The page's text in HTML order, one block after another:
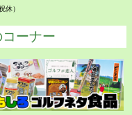
休）
ーナー